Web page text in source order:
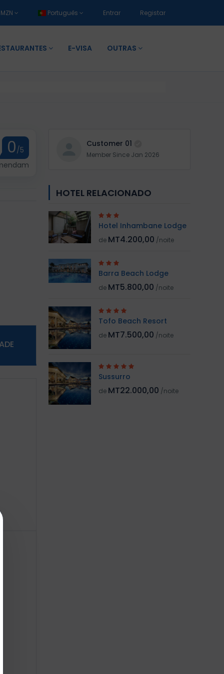
MZN Português Entrar Registar
E-VISA OUTRAS
0/5
Customer 01
Member Since Jan 2026
HOTEL RELACIONADO
Hotel Inhambane Lodge
de MT4.200,00 /noite
Barra Beach Lodge
de MT5.800,00 /noite
Tofo Beach Resort
de MT7.500,00 /noite
Sussurro
de MT22.000,00 /noite